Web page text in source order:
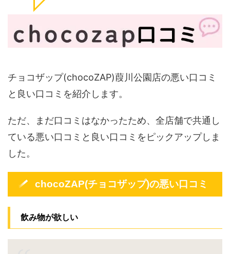
チョコザップ(chocoZAP)葭川公園店の悪い口コミ
と良い口コミを紹介します。
ただ、まだ口コミはなかったため、全店舗で共通し
ている悪い口コミと良い口コミをピックアップしま
した。
chocoZAP(チョコザップ)の悪い口コミ
飲み物が欲しい